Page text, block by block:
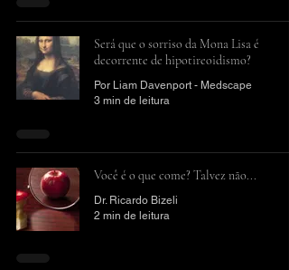
Será que o sorriso da Mona Lisa é
decorrente de hipotireoidismo?
Por Liam Davenport - Medscape
3 min de leitura
Você é o que come? Talvez não...
Dr. Ricardo Bizeli
2 min de leitura